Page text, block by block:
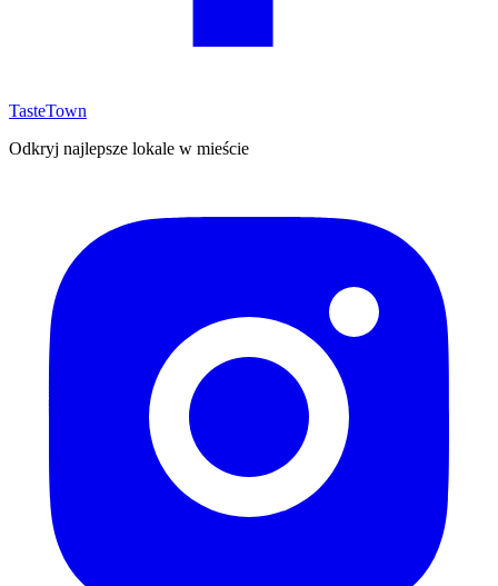
TasteTown
Odkryj najlepsze lokale w mieście